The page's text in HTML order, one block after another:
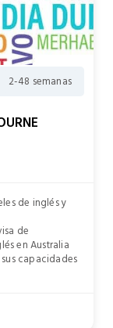
2-48 semanas
de inglés y
de
en Australia
capacidades